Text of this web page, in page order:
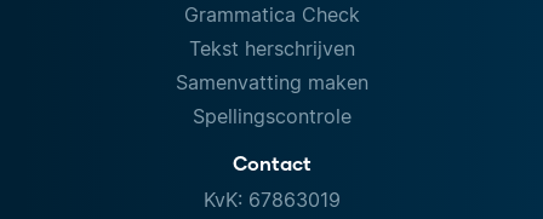
Grammatica Check
Tekst herschrijven
Samenvatting maken
Spellingscontrole
Contact
KvK: 67863019